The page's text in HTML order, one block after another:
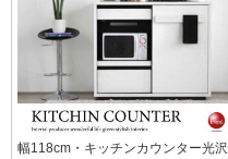
幅118cm・キッチンカウンター光沢